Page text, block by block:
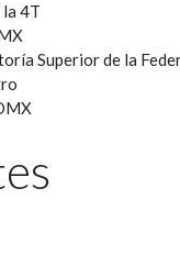
la 4T
Superior de la